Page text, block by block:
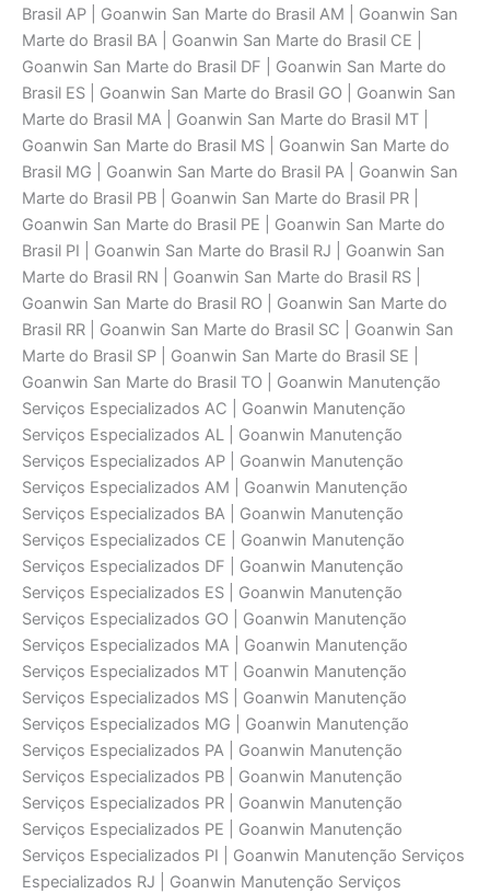
Brasil AP | Goanwin San Marte do Brasil AM | Goanwin San
Marte do Brasil BA | Goanwin San Marte do Brasil CE |
Goanwin San Marte do Brasil DF | Goanwin San Marte do
Brasil ES | Goanwin San Marte do Brasil GO | Goanwin San
Marte do Brasil MA | Goanwin San Marte do Brasil MT |
Goanwin San Marte do Brasil MS | Goanwin San Marte do
Brasil MG | Goanwin San Marte do Brasil PA | Goanwin San
Marte do Brasil PB | Goanwin San Marte do Brasil PR |
Goanwin San Marte do Brasil PE | Goanwin San Marte do
Brasil PI | Goanwin San Marte do Brasil RJ | Goanwin San
Marte do Brasil RN | Goanwin San Marte do Brasil RS |
Goanwin San Marte do Brasil RO | Goanwin San Marte do
Brasil RR | Goanwin San Marte do Brasil SC | Goanwin San
Marte do Brasil SP | Goanwin San Marte do Brasil SE |
Goanwin San Marte do Brasil TO | Goanwin Manutenção
Serviços Especializados AC | Goanwin Manutenção
Serviços Especializados AL | Goanwin Manutenção
Serviços Especializados AP | Goanwin Manutenção
Serviços Especializados AM | Goanwin Manutenção
Serviços Especializados BA | Goanwin Manutenção
Serviços Especializados CE | Goanwin Manutenção
Serviços Especializados DF | Goanwin Manutenção
Serviços Especializados ES | Goanwin Manutenção
Serviços Especializados GO | Goanwin Manutenção
Serviços Especializados MA | Goanwin Manutenção
Serviços Especializados MT | Goanwin Manutenção
Serviços Especializados MS | Goanwin Manutenção
Serviços Especializados MG | Goanwin Manutenção
Serviços Especializados PA | Goanwin Manutenção
Serviços Especializados PB | Goanwin Manutenção
Serviços Especializados PR | Goanwin Manutenção
Serviços Especializados PE | Goanwin Manutenção
Serviços Especializados PI | Goanwin Manutenção Serviços
Especializados RJ | Goanwin Manutenção Serviços